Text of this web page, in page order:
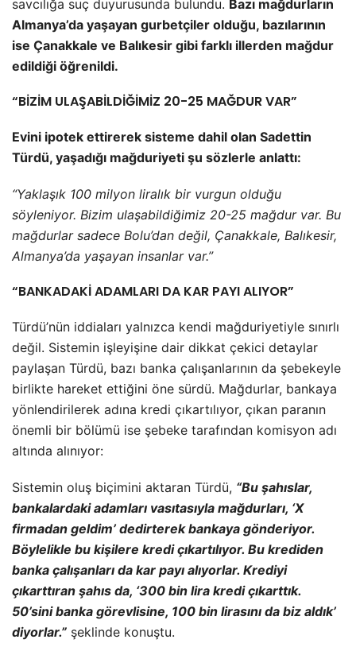
savcılığa suç duyurusunda bulundu. Bazı mağdurların
Almanya’da yaşayan gurbetçiler olduğu, bazılarının
ise Çanakkale ve Balıkesir gibi farklı illerden mağdur
edildiği öğrenildi.
“BİZİM ULAŞABİLDİĞİMİZ 20-25 MAĞDUR VAR”
Evini ipotek ettirerek sisteme dahil olan Sadettin
Türdü, yaşadığı mağduriyeti şu sözlerle anlattı:
“Yaklaşık 100 milyon liralık bir vurgun olduğu
söyleniyor. Bizim ulaşabildiğimiz 20-25 mağdur var. Bu
mağdurlar sadece Bolu’dan değil, Çanakkale, Balıkesir,
Almanya’da yaşayan insanlar var.”
“BANKADAKİ ADAMLARI DA KAR PAYI ALIYOR”
Türdü’nün iddiaları yalnızca kendi mağduriyetiyle sınırlı
değil. Sistemin işleyişine dair dikkat çekici detaylar
paylaşan Türdü, bazı banka çalışanlarının da şebekeyle
birlikte hareket ettiğini öne sürdü. Mağdurlar, bankaya
yönlendirilerek adına kredi çıkartılıyor, çıkan paranın
önemli bir bölümü ise şebeke tarafından komisyon adı
altında alınıyor:
Sistemin oluş biçimini aktaran Türdü, “Bu şahıslar,
bankalardaki adamları vasıtasıyla mağdurları, ‘X
firmadan geldim’ dedirterek bankaya gönderiyor.
Böylelikle bu kişilere kredi çıkartılıyor. Bu krediden
banka çalışanları da kar payı alıyorlar. Krediyi
çıkarttıran şahıs da, ‘300 bin lira kredi çıkarttık.
50’sini banka görevlisine, 100 bin lirasını da biz aldık’
diyorlar.” şeklinde konuştu.